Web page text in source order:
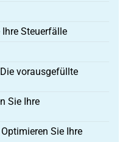
Steuerfälle
vorausgefüllte
Sie Ihre
Sie Ihre